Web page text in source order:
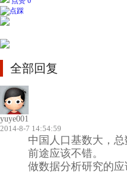
全部回复
yuye001
2014-8-7 14:54:59
中国人口基数大，
前途应该不错。
做数据分析研究的应